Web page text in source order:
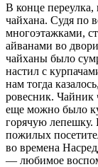
В конце
чайхана. Судя по
многоэтажками,
айванами во
чайханы было
настил с
нам тогда
ровесник. Чайник
еще можно было
горячую лепешку.
пожилых
во времена
— любимое